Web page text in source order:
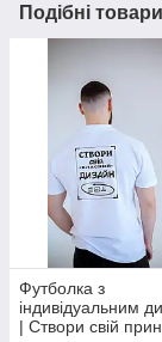
Подібні
Футболка з
індивідуальним
| Створи свій